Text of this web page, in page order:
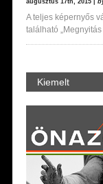
A teljes képernyős
található
Kiemelt